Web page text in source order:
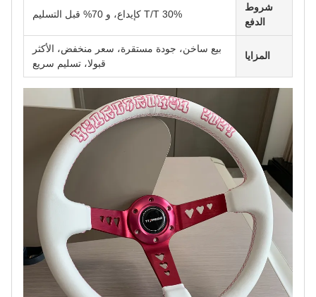
شروط
الدفع
T/T 30% كإيداع، و 70% قبل التسليم
المزايا
بيع ساخن، جودة مستقرة، سعر منخفض، الأكثر
قبولا، تسليم سريع